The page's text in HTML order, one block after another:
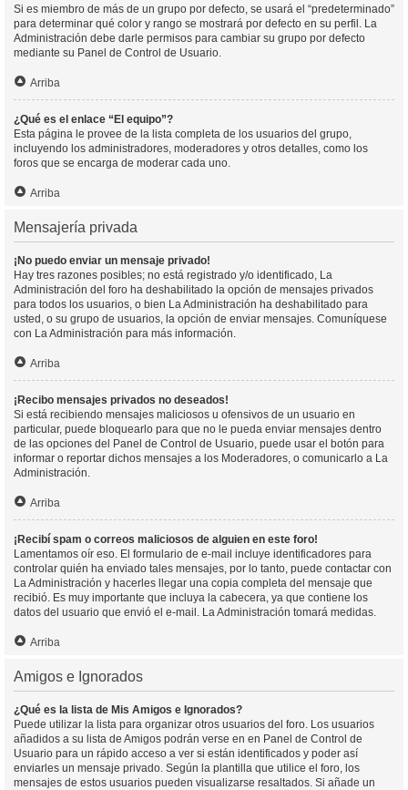
Si es miembro de más de un grupo por defecto, se usará el “predeterminado”
para determinar qué color y rango se mostrará por defecto en su perfil. La
Administración debe darle permisos para cambiar su grupo por defecto
mediante su Panel de Control de Usuario.
Arriba
¿Qué es el enlace “El equipo”?
Esta página le provee de la lista completa de los usuarios del grupo,
incluyendo los administradores, moderadores y otros detalles, como los
foros que se encarga de moderar cada uno.
Arriba
Mensajería privada
¡No puedo enviar un mensaje privado!
Hay tres razones posibles; no está registrado y/o identificado, La
Administración del foro ha deshabilitado la opción de mensajes privados
para todos los usuarios, o bien La Administración ha deshabilitado para
usted, o su grupo de usuarios, la opción de enviar mensajes. Comuníquese
con La Administración para más información.
Arriba
¡Recibo mensajes privados no deseados!
Si está recibiendo mensajes maliciosos u ofensivos de un usuario en
particular, puede bloquearlo para que no le pueda enviar mensajes dentro
de las opciones del Panel de Control de Usuario, puede usar el botón para
informar o reportar dichos mensajes a los Moderadores, o comunicarlo a La
Administración.
Arriba
¡Recibí spam o correos maliciosos de alguien en este foro!
Lamentamos oír eso. El formulario de e-mail incluye identificadores para
controlar quién ha enviado tales mensajes, por lo tanto, puede contactar con
La Administración y hacerles llegar una copia completa del mensaje que
recibió. Es muy importante que incluya la cabecera, ya que contiene los
datos del usuario que envió el e-mail. La Administración tomará medidas.
Arriba
Amigos e Ignorados
¿Qué es la lista de Mis Amigos e Ignorados?
Puede utilizar la lista para organizar otros usuarios del foro. Los usuarios
añadidos a su lista de Amigos podrán verse en en Panel de Control de
Usuario para un rápido acceso a ver si están identificados y poder así
enviarles un mensaje privado. Según la plantilla que utilice el foro, los
mensajes de estos usuarios pueden visualizarse resaltados. Si añade un